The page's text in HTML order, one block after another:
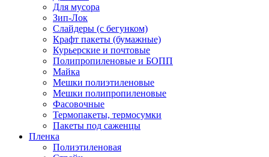
Для мусора
Зип-Лок
Слайдеры (с бегунком)
Крафт пакеты (бумажные)
Курьерские и почтовые
Полипропиленовые и БОПП
Майка
Мешки полиэтиленовые
Мешки полипропиленовые
Фасовочные
Термопакеты, термосумки
Пакеты под саженцы
Пленка
Полиэтиленовая